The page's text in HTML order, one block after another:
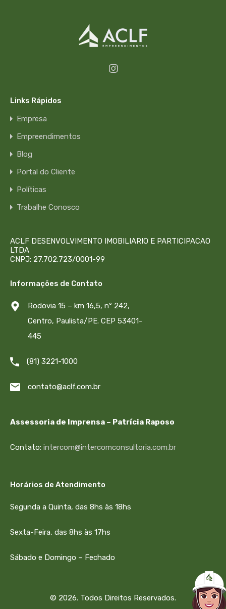
Links Rápidos
Empresa
Empreendimentos
Blog
Portal do Cliente
Políticas
Trabalhe Conosco
ACLF DESENVOLVIMENTO IMOBILIARIO E PARTICIPACAO
LTDA
CNPJ: 27.702.723/0001-99
Informações de Contato
Rodovia 15 – km 16,5, nº 242,
Centro, Paulista/PE. CEP 53401-
445
(81) 3221-1000
contato@aclf.com.br
Assessoria de Imprensa – Patrícia Raposo
Contato: intercom@intercomconsultoria.com.br
Horários de Atendimento
Segunda a Quinta, das 8hs às 18hs
Sexta-Feira, das 8hs às 17hs
Sábado e Domingo – Fechado
© 2026. Todos Direitos Reservados.